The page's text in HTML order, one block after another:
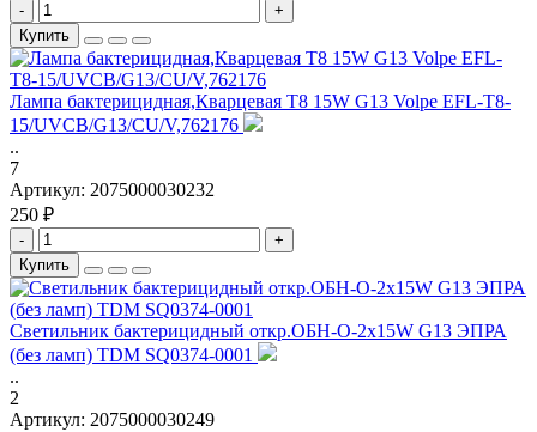
-
+
Купить
Лампа бактерицидная,Кварцевая T8 15W G13 Volpe EFL-T8-
15/UVCB/G13/CU/V,762176
..
7
Артикул: 2075000030232
250 ₽
-
+
Купить
Светильник бактерицидный откр.ОБН-О-2х15W G13 ЭПРА
(без ламп) TDM SQ0374-0001
..
2
Артикул: 2075000030249